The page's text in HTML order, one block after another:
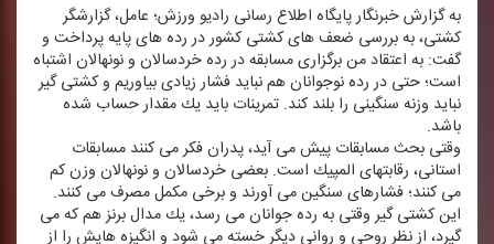
به گزارش خبرنگار پایگاه اطلاع رسانی رادیو ورزش؛ عامل، گزارشگر
كشتی، به بررسی ضعف های كشتی كشور در رده های پایه پرداخت و
گفت: به اعتقاد من برگزاری مسابقه در رده خردسالان و نونهالان اشتباه
است؛ حتی در رده نوجوانان هم نباید فشار زیادی بیاوریم و كشتی گیر
نباید وزنه سنگینی را بلند كند. تمرینات باید یك مقدار حساب شده
باشد.
وقتی بحث مسابقات پیش می آید، پدران فكر می كنند مسابقات
استانی، رقابتهای المپیك است. بعضی خردسالان و نونهالان وزن كم
می كنند؛ فشارهای سنگین می آورند و برخی مكمل مصرف می كنند.
این كشتی گیر وقتی به رده جوانان می رسد، یك مدال برنز هم كه می
گیرد، از نظر روحی و روانی دیگر خسته می شود و انگیزه هایش را از